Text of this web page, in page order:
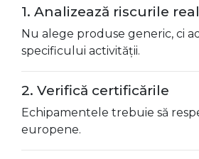
1. Analizează riscurile
Nu alege produse generic, ci
specificului activității.
2. Verifică certificările
Echipamentele trebuie să
europene.